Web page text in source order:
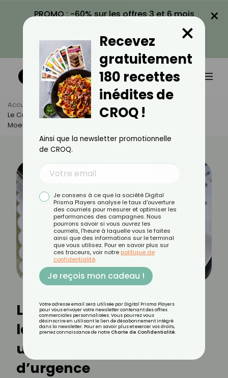
PROMO : -60% sur les offres 3 et 6 mois
VOIR LA PROMO
×
Accueil Actus
Recettes
Le Cake À La Vache Qui Rit : La Recette Surprenante Et Ultra-
Moelleuse À Tester D’urgence
Le cake à la Vache qui rit :
la recette surprenante et
ultra-moelleuse à tester
d’urgence
Recevez
gratuitement
180 recettes
inédites de
CROQ !
×
Ainsi que la newsletter promotionnelle
de CROQ.
Je consens à ce que la société Digital
Prisma Players analyse le taux d'ouverture
des courriels pour mesurer et optimiser les
performances des campagnes. Nous
pourrons savoir si vous ouvrez les
courriels, l'heure à laquelle vous le faites
ainsi que des informations sur le terminal
que vous utilisez. Pour en savoir plus sur
ces traceurs, voir notre politique de
confidentialité.
Je reçois mon cadeau !
Votre adresse email sera utilisée par Digital Prisma Players
pour vous envoyer votre newsletter contenant des offres
commerciales personnalisées. Vous pourrez vous
désinscrire en utilisant le lien de désabonnement intégré
dans la newsletter. Pour en savoir plus et exercer vos droits,
prenez connaissance de notre Charte de Confidentialité.